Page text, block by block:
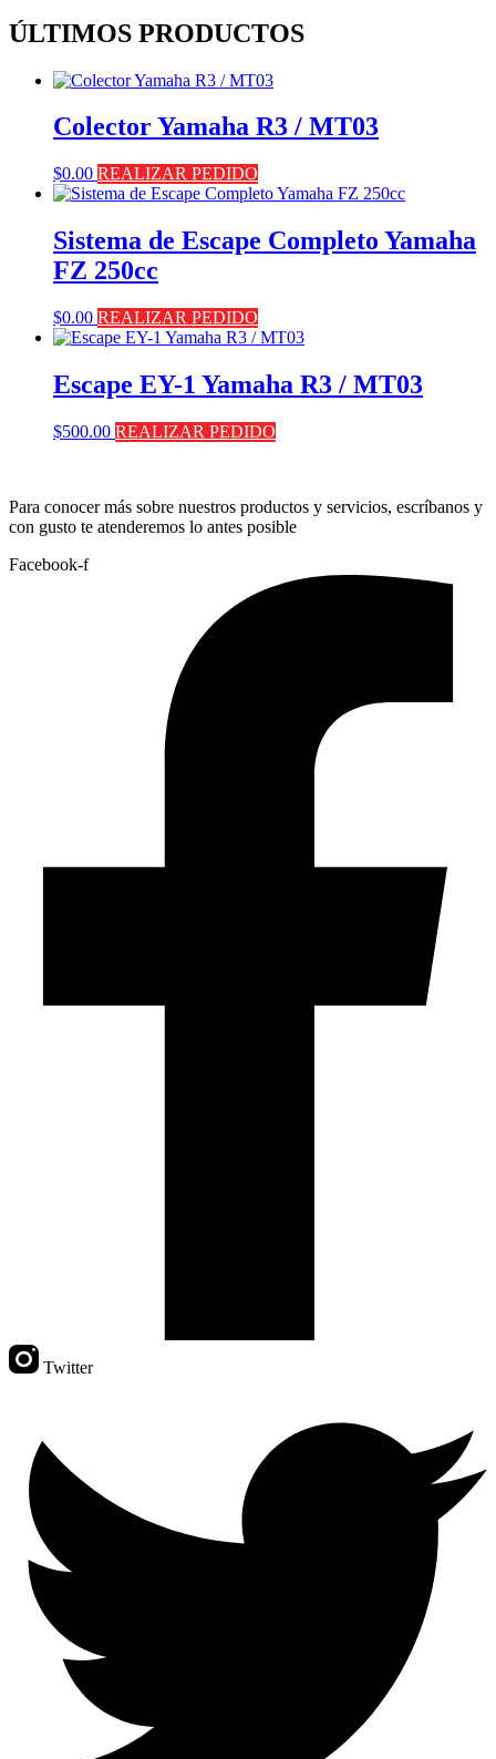
ÚLTIMOS PRODUCTOS
Colector Yamaha R3 / MT03
$0.00 REALIZAR PEDIDO
Sistema de Escape Completo Yamaha
FZ 250cc
$0.00 REALIZAR PEDIDO
Escape EY-1 Yamaha R3 / MT03
$500.00 REALIZAR PEDIDO
Para conocer más sobre nuestros productos y servicios, escríbanos y
con gusto te atenderemos lo antes posible
Facebook-f
Twitter